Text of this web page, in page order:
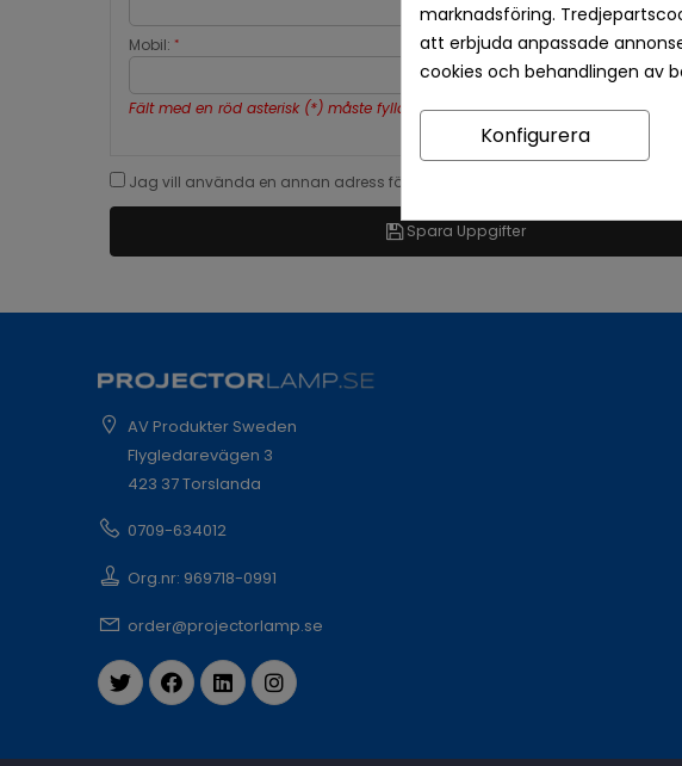
Mobil: *
Fält med en röd asterisk (*) måste fyllas i.
Jag vill använda en annan adress för fakturan.
Spara Uppgifter
AV Produkter Sweden
Flygledarevägen 3
423 37 Torslanda
0709-634012
Org.nr: 969718-0991
order@projectorlamp.se
marknadsföring.
att erbjuda anpassade
cookies och behandlingen av
Konfigurera